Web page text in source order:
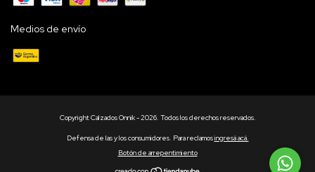
Medios de envío
Copyright Calzados Onnik - 2026. Todos los derechos reservados.
Defensa de las y los consumidores. Para reclamosingresá acá.
Botón de arrepentimiento